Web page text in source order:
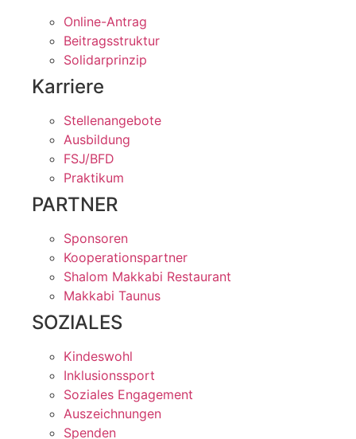
Online-Antrag
Beitragsstruktur
Solidarprinzip
Karriere
Stellenangebote
Ausbildung
FSJ/BFD
Praktikum
PARTNER
Sponsoren
Kooperationspartner
Shalom Makkabi Restaurant
Makkabi Taunus
SOZIALES
Kindeswohl
Inklusionssport
Soziales Engagement
Auszeichnungen
Spenden